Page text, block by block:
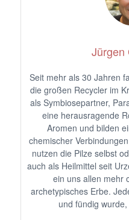
Jürgen
Seit mehr als 30 Jahren
die großen Recycler im
als Symbiosepartner,
eine herausragende
Aromen und bilden
chemischer
nutzen die Pilze selbst
auch als Heilmittel seit
ein uns allen mehr
archetypisches Erbe.
und fündig